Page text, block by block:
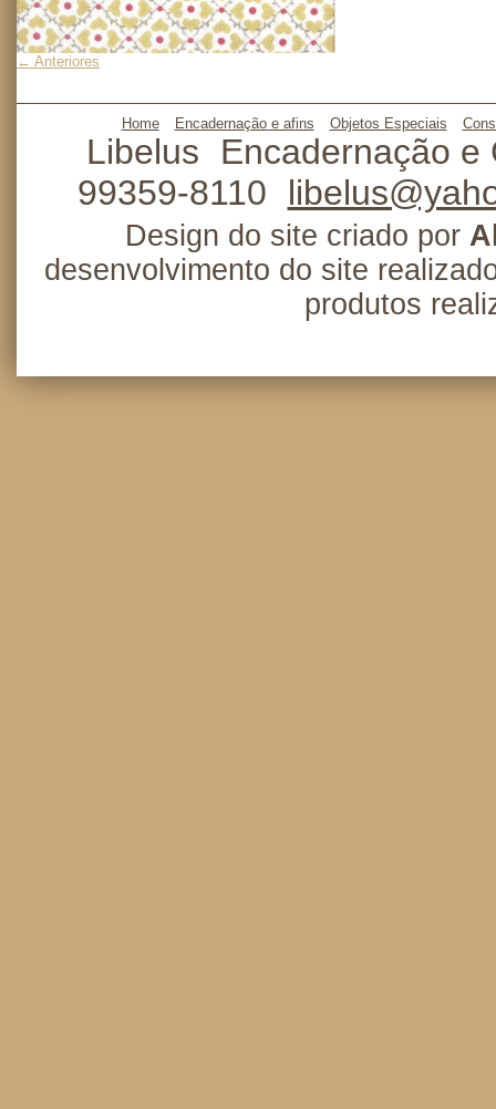
← Anteriores
Home Encadernação e afins Objetos Especiais
Libelus
Encadernação e
99359-8110
Design do site criado por
desenvolvimento do site
produtos